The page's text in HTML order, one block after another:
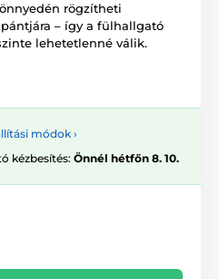
rögzítheti
– így a fülhallgató
lehetetlenné válik.
módok ›
kézbesítés: Önnél hétfőn 8. 10.